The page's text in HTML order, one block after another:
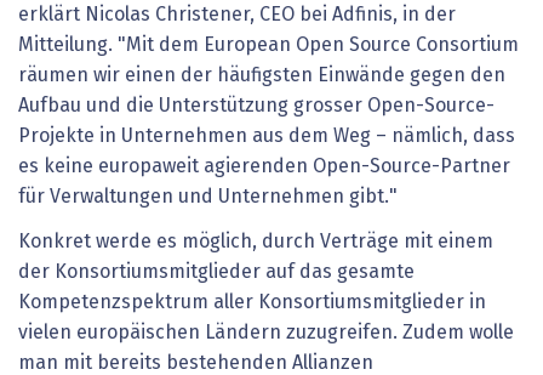
erklärt Nicolas Christener, CEO bei Adfinis, in der
Mitteilung. "Mit dem European Open Source Consortium
räumen wir einen der häufigsten Einwände gegen den
Aufbau und die Unterstützung grosser Open-Source-
Projekte in Unternehmen aus dem Weg – nämlich, dass
es keine europaweit agierenden Open-Source-Partner
für Verwaltungen und Unternehmen gibt."
Konkret werde es möglich, durch Verträge mit einem
der Konsortiumsmitglieder auf das gesamte
Kompetenzspektrum aller Konsortiumsmitglieder in
vielen europäischen Ländern zuzugreifen. Zudem wolle
man mit bereits bestehenden Allianzen